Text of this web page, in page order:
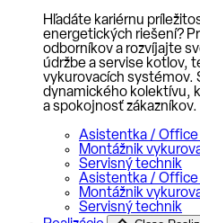
Hľadáte kariérnu
energetických riešení?
odborníkov a rozvíjajte
údržbe a servise kotlov,
vykurovacích systémov.
dynamického kolektívu,
a spokojnosť zákazníkov.
Asistentka / Office
Montážnik
Servisný technik
Asistentka / Office
Montážnik
Servisný technik